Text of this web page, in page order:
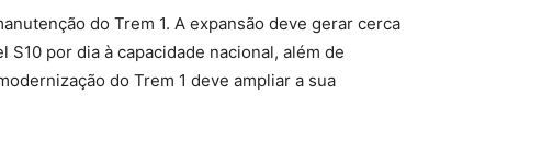
do Trem 1. A expansão deve gerar cerca
por dia à capacidade nacional, além de
do Trem 1 deve ampliar a sua